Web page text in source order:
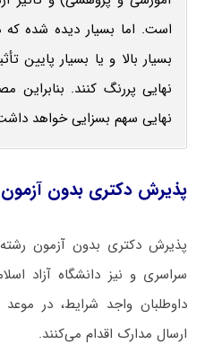
است. اما بسیار دیده شده که
بسیار بالا و یا بسیار پایین
نهایی پررنگ کنند. بنابراین
نهایی سهم بسزایی خواهد
پذیرش دکتری بدون
پذیرش دکتری بدون آزمون
سراسری و نیز دانشگاه آزاد
داوطلبان واجد شرایط، در
ارسال مدارک اقدام می‌کنند.